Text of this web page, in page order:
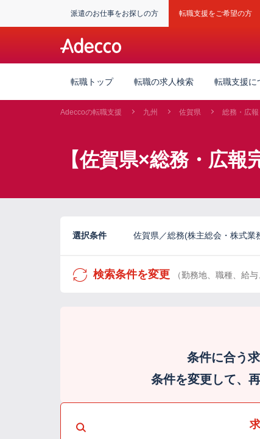
派遣のお仕事をお探しの方 転職支援をご希望の方
転職トップ 転職の求人検索 転職支援に
Adeccoの転職支援 九州 佐賀県 総務・広報
【佐賀県×総務・広
選択条件 佐賀県／総務(株主総会・株式業
検索条件を変更 （勤務地、職種、給
条件に合う
条件を変更して、